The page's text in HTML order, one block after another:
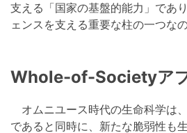
支える「国家の基盤的能力」であ
ェンスを支える重要な柱の一つなの
Whole-of-Societyア
オムニユース時代の生命科学は
であると同時に、新たな脆弱性も